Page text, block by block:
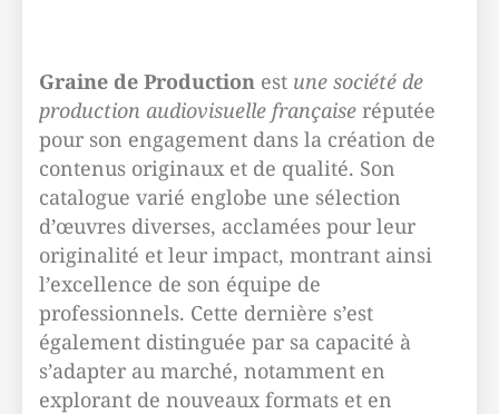
Graine de Production est une société de
production audiovisuelle française réputée
pour son engagement dans la création de
contenus originaux et de qualité. Son
catalogue varié englobe une sélection
d’œuvres diverses, acclamées pour leur
originalité et leur impact, montrant ainsi
l’excellence de son équipe de
professionnels. Cette dernière s’est
également distinguée par sa capacité à
s’adapter au marché, notamment en
explorant de nouveaux formats et en